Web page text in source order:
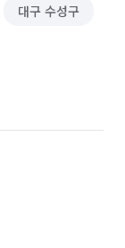
대구 수성구